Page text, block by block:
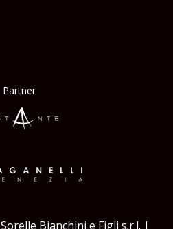
Partner
Sorelle Bianchini e Figli s.r.l. |